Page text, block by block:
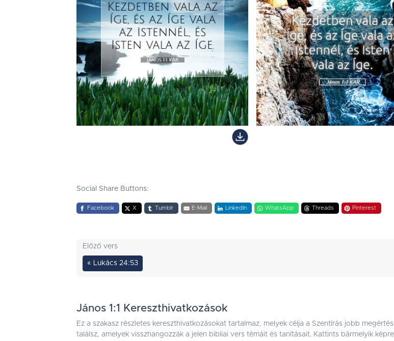
Social Share Buttons:
Facebook X Tumblr E-Mail LinkedIn WhatsApp Threads Pinterest
Előző vers
« Lukács 24:53
János 1:1 Kereszthivatkozások
Ez a szakasz részletes kereszthivatkozásokat tartalmaz, melyek célja a Szentírás jobb
találsz, amelyek visszhangozzák a jelen bibliai vers témáit és tanításait. Kattints bármelyik